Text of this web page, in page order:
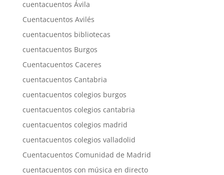
cuentacuentos Ávila
Cuentacuentos Avilés
cuentacuentos bibliotecas
cuentacuentos Burgos
Cuentacuentos Caceres
cuentacuentos Cantabria
cuentacuentos colegios burgos
cuentacuentos colegios cantabria
cuentacuentos colegios madrid
cuentacuentos colegios valladolid
Cuentacuentos Comunidad de Madrid
cuentacuentos con música en directo